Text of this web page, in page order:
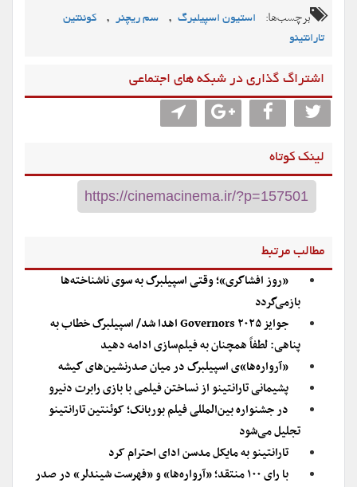
برچسب‌ها: استیون اسپیلبرگ , سم ریچنر ,
کوئنتین
تارانتینو
اشتراگ گذاری در شبکه های اجتماعی
لینک کوتاه
مطالب مرتبط
«روز افشاگری»؛ وقتی اسپیلبرگ به سوی ناشناخته‌ها
بازمی‌گردد
جوایز Governors ۲۰۲۵ اهدا شد/ اسپیلبرگ خطاب به
پناهی: لطفاً همچنان به فیلم‌سازی ادامه دهید
«آرواره‌ها»ی اسپیلبرگ در میان صدرنشین‌های گیشه
پشیمانی تارانتینو از نساختن فیلمی با بازی رابرت دنیرو
در جشنواره بین‌المللی فیلم بوربانک؛ کوئنتین تارانتینو
تجلیل می‌شود
تارانتینو به مایکل مدسن ادای احترام کرد
با رای ۱۰۰ منتقد؛ «آرواره‌ها» و «فهرست شیندلر» در صدر